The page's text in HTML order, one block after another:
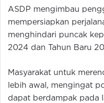
ASDP mengimbau
mempersiapkan
menghindari puncak
2024 dan Tahun Baru
Masyarakat untuk
lebih awal, mengingat
dapat berdampak pada